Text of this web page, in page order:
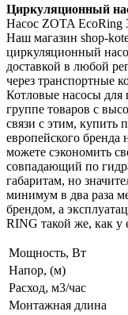
Циркуляционный
Насос ZOTA EcoRing
Наш магазин shop-
циркуляционный
доставкой в любой
через транспортные
Котловые насосы для
группе товаров с
связи с этим, купить
европейского бренда
можете сэкономить
совпадающий по
габаритам, но
минимум в два раза
брендом, а
RING такой же, как у
Мощность, Вт
Напор, (м)
Расход, м3/час
Монтажная длина